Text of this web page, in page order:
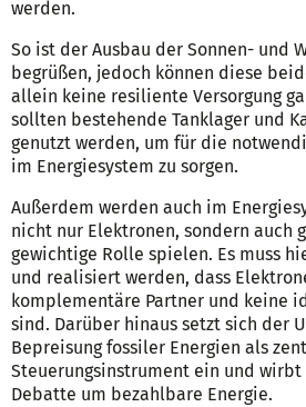
werden.
So ist der Ausbau der Sonnen- und
begrüßen, jedoch können diese
allein keine resiliente Versorgung
sollten bestehende Tanklager und
genutzt werden, um für die
im Energiesystem zu sorgen.
Außerdem werden auch im
nicht nur Elektronen, sondern auch
gewichtige Rolle spielen. Es muss
und realisiert werden, dass
komplementäre Partner und keine
sind. Darüber hinaus setzt sich der
Bepreisung fossiler Energien als
Steuerungsinstrument ein und
Debatte um bezahlbare Energie.